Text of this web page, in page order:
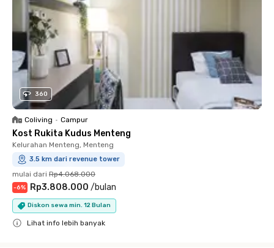
360
Coliving • Campur
Kost Rukita Kudus Menteng
Kelurahan Menteng, Menteng
3.5 km dari revenue tower
mulai dari Rp4.068.000
-6% Rp3.808.000 /bulan
Diskon sewa min. 12 Bulan
Lihat info lebih banyak